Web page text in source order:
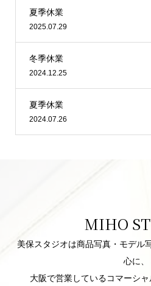
夏季休業
2025.07.29
冬季休業
2024.12.25
夏季休業
2024.07.26
MIHO
美保スタジオは商品写真・モデル
心に、
大阪で営業しているコマーシャ